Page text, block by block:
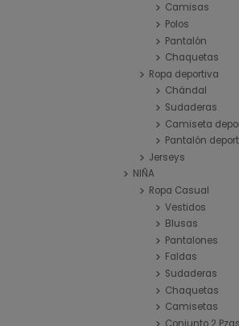
Camisas
Polos
Pantalón
Chaquetas
Ropa deportiva
Chándal
Sudaderas
Camiseta
Pantalón
Jerseys
NIÑA
Ropa Casual
Vestidos
Blusas
Pantalones
Faldas
Sudaderas
Chaquetas
Camisetas
Conjunto 2 Pzas.